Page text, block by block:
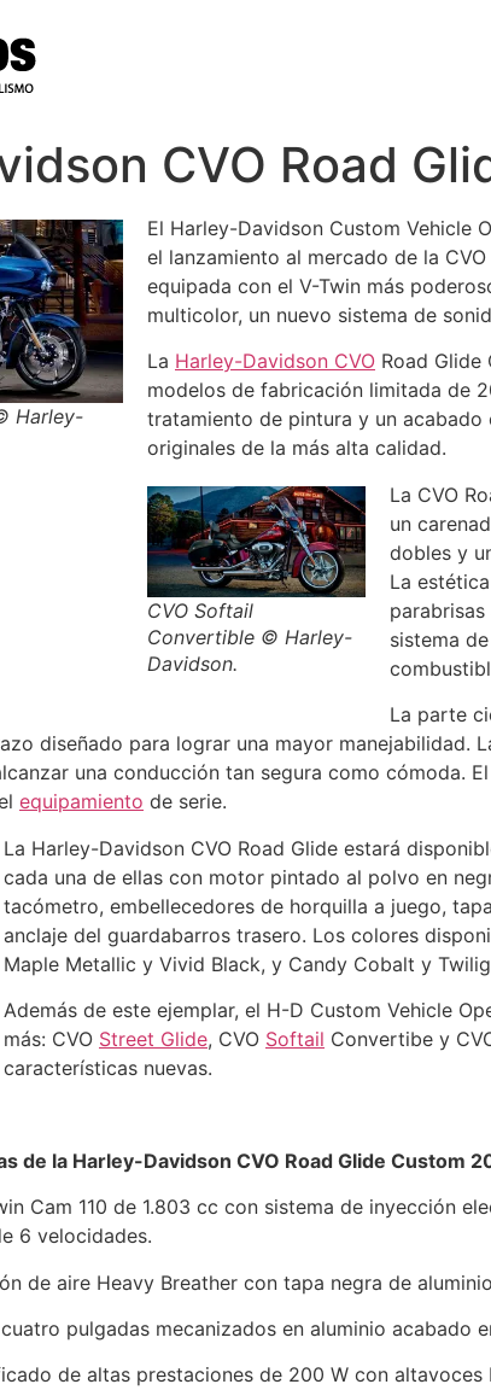
CVO Road
Harley-
El Harley-Davidson Custom Vehicle
el lanzamiento al mercado de la
equipada con el V-Twin más
multicolor, un nuevo sistema de
La Harley-Davidson CVO Road
modelos de fabricación limitada de
tratamiento de pintura y un
originales de la más alta calidad.
CVO Softail
Convertible © Harley-
Davidson.
La CVO
un
dobles y
La
sistema
La parte
diseñado para lograr una mayor manejabilidad.
una conducción tan segura como cómoda.
equipamiento de serie.
La Harley-Davidson CVO Road Glide estará
cada una de ellas con motor pintado al polvo en
tacómetro, embellecedores de horquilla a juego,
anclaje del guardabarros trasero. Los colores
Maple Metallic y Vivid Black, y Candy Cobalt y
Además de este ejemplar, el H-D Custom Vehicle
más: CVO Street Glide, CVO Softail Convertibe y
nuevas.
de la Harley-Davidson CVO Road Glide Custom
Cam 110 de 1.803 cc con sistema de inyección
6 velocidades.
de aire Heavy Breather con tapa negra de
pulgadas mecanizados en aluminio acabado
de altas prestaciones de 200 W con